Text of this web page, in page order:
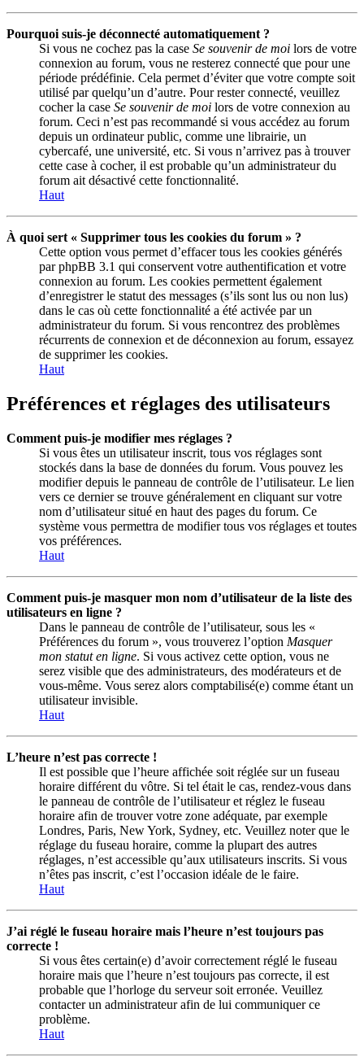
Pourquoi suis-je déconnecté automatiquement ?
Si vous ne cochez pas la case Se souvenir de moi lors de votre
connexion au forum, vous ne resterez connecté que pour une
période prédéfinie. Cela permet d’éviter que votre compte soit
utilisé par quelqu’un d’autre. Pour rester connecté, veuillez
cocher la case Se souvenir de moi lors de votre connexion au
forum. Ceci n’est pas recommandé si vous accédez au forum
depuis un ordinateur public, comme une librairie, un
cybercafé, une université, etc. Si vous n’arrivez pas à trouver
cette case à cocher, il est probable qu’un administrateur du
forum ait désactivé cette fonctionnalité.
Haut
À quoi sert « Supprimer tous les cookies du forum » ?
Cette option vous permet d’effacer tous les cookies générés
par phpBB 3.1 qui conservent votre authentification et votre
connexion au forum. Les cookies permettent également
d’enregistrer le statut des messages (s’ils sont lus ou non lus)
dans le cas où cette fonctionnalité a été activée par un
administrateur du forum. Si vous rencontrez des problèmes
récurrents de connexion et de déconnexion au forum, essayez
de supprimer les cookies.
Haut
Préférences et réglages des utilisateurs
Comment puis-je modifier mes réglages ?
Si vous êtes un utilisateur inscrit, tous vos réglages sont
stockés dans la base de données du forum. Vous pouvez les
modifier depuis le panneau de contrôle de l’utilisateur. Le lien
vers ce dernier se trouve généralement en cliquant sur votre
nom d’utilisateur situé en haut des pages du forum. Ce
système vous permettra de modifier tous vos réglages et toutes
vos préférences.
Haut
Comment puis-je masquer mon nom d’utilisateur de la liste des
utilisateurs en ligne ?
Dans le panneau de contrôle de l’utilisateur, sous les «
Préférences du forum », vous trouverez l’option Masquer
mon statut en ligne. Si vous activez cette option, vous ne
serez visible que des administrateurs, des modérateurs et de
vous-même. Vous serez alors comptabilisé(e) comme étant un
utilisateur invisible.
Haut
L’heure n’est pas correcte !
Il est possible que l’heure affichée soit réglée sur un fuseau
horaire différent du vôtre. Si tel était le cas, rendez-vous dans
le panneau de contrôle de l’utilisateur et réglez le fuseau
horaire afin de trouver votre zone adéquate, par exemple
Londres, Paris, New York, Sydney, etc. Veuillez noter que le
réglage du fuseau horaire, comme la plupart des autres
réglages, n’est accessible qu’aux utilisateurs inscrits. Si vous
n’êtes pas inscrit, c’est l’occasion idéale de le faire.
Haut
J’ai réglé le fuseau horaire mais l’heure n’est toujours pas
correcte !
Si vous êtes certain(e) d’avoir correctement réglé le fuseau
horaire mais que l’heure n’est toujours pas correcte, il est
probable que l’horloge du serveur soit erronée. Veuillez
contacter un administrateur afin de lui communiquer ce
problème.
Haut